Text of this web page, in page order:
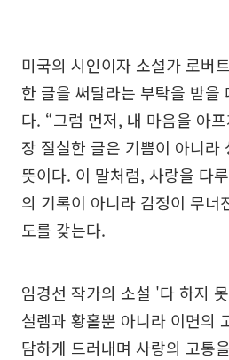
미국의 시인이자 소설가 로버
한 글을 써달라는 부탁을 받을
다. “그럼 먼저, 내 마음을 아
장 절실한 글은 기쁨이 아니라
뜻이다. 이 말처럼, 사랑을 다
의 기록이 아니라 감정이 무너
도를 갖는다.
임경선 작가의 소설 '다 하지
설렘과 황홀뿐 아니라 이면의
담하게 드러내며 사랑의 고통